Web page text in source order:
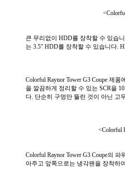
큰 무리없이 HDD를 장착할 수 있습
는 3.5" HDD를 장착할 수 있습니다.
Colorful Raynor Tower G3 Coupe 제
을 깔끔하게 정리할 수 있는 SCR을
다. 단순히 구멍만 뚤린 것이 아닌 고
<Colorful
Colorful Raynor Tower G3 Coupe의
아주고 앞쪽으로는 냉각팬을 장착하